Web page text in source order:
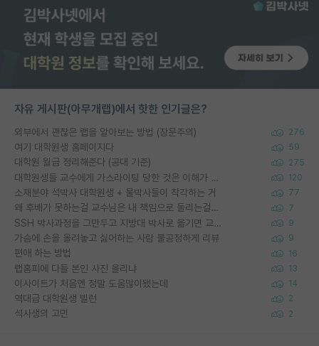
자유 게시판(아무개랩)에서 핫한 인기글은?
외부에서 괜찮은 랩을 알아보는 방법 (장문주의) 276
여기 대학원생 홈페이지다 59
대학원 월급 정리해준다 (공대 기준) 275
대학원생들 교수에게 가스라이팅 당한 것은 이해가 갑니다. 안타깝네요. 120
소재분야 석박사 대학원생 + 물박사들이 착각하는 거 77
왜 후배가 못하는걸 교수님은 내 책임으로 돌리는걸까요? 7
SSH 박사과정을 그만두고 지방대 박사로 옮기면 교수의 꿈은 끝일까요? 9
가슴에 손을 올려놓고 싫어하는 사람 불공정하게 리뷰 9
편애 하는 방법 16
랩홈피에 다들 본인 사진 올리냐 13
이사이트가 처음엔 정말 도움많이됐는데 14
역대급 대학원생 빌런 2
석사생의 고민 2